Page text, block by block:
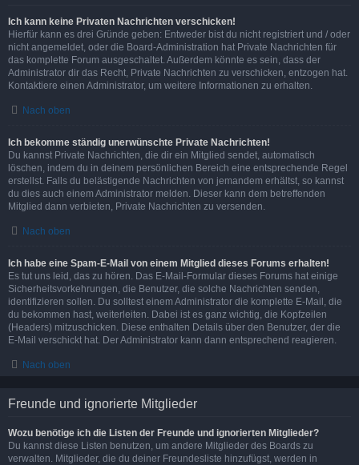
Ich kann keine Privaten Nachrichten verschicken!
Hierfür kann es drei Gründe geben: Entweder bist du nicht registriert und / oder
nicht angemeldet, oder die Board-Administration hat Private Nachrichten für
das komplette Forum ausgeschaltet. Außerdem könnte es sein, dass der
Administrator dir das Recht, Private Nachrichten zu verschicken, entzogen hat.
Kontaktiere einen Administrator, um weitere Informationen zu erhalten.
Nach oben
Ich bekomme ständig unerwünschte Private Nachrichten!
Du kannst Private Nachrichten, die dir ein Mitglied sendet, automatisch
löschen, indem du in deinem persönlichen Bereich eine entsprechende Regel
erstellst. Falls du belästigende Nachrichten von jemandem erhältst, so kannst
du dies auch einem Administrator melden. Dieser kann dem betreffenden
Mitglied dann verbieten, Private Nachrichten zu versenden.
Nach oben
Ich habe eine Spam-E-Mail von einem Mitglied dieses Forums erhalten!
Es tut uns leid, das zu hören. Das E-Mail-Formular dieses Forums hat einige
Sicherheitsvorkehrungen, die Benutzer, die solche Nachrichten senden,
identifizieren sollen. Du solltest einem Administrator die komplette E-Mail, die
du bekommen hast, weiterleiten. Dabei ist es ganz wichtig, die Kopfzeilen
(Headers) mitzuschicken. Diese enthalten Details über den Benutzer, der die
E-Mail verschickt hat. Der Administrator kann dann entsprechend reagieren.
Nach oben
Freunde und ignorierte Mitglieder
Wozu benötige ich die Listen der Freunde und ignorierten Mitglieder?
Du kannst diese Listen benutzen, um andere Mitglieder des Boards zu
verwalten. Mitglieder, die du deiner Freundesliste hinzufügst, werden in